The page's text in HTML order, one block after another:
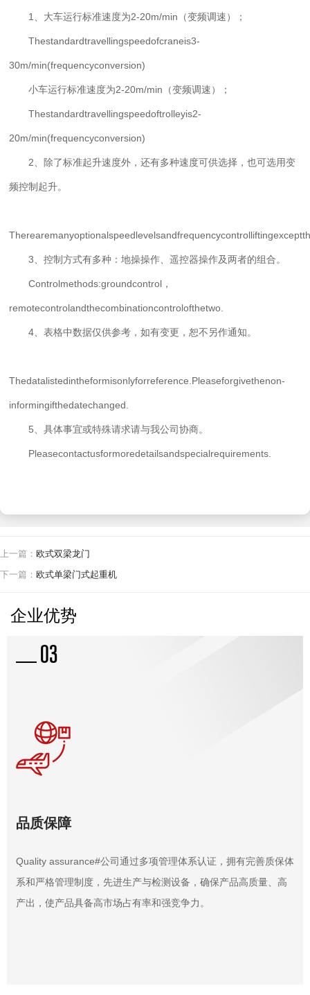
1、大车运行标准速度为2-20m/min（变频调速）；
Thestandardtravellingspeedofcraneis3-
30m/min(frequencyconversion)
小车运行标准速度为2-20m/min（变频调速）；
Thestandardtravellingspeedoftrolleyis2-
20m/min(frequencyconversion)
2、除了标准起升速度外，还有多种速度可供选择，也可选用变
频控制起升。
3、控制方式有多种：地操操作、遥控器操作及两者的组合。
Controlmethods:groundcontrol，
remotecontrolandthecombinationcontrolofthetwo.
4、表格中数据仅供参考，如有变更，恕不另作通知。
Thedatalistedintheformisonlyforreference.Pleaseforgivethenon-
informingifthedatechanged.
5、具体事宜或特殊请求请与我公司协商。
Pleasecontactusformoredetailsandspecialrequirements.
上一篇： 欧式双梁龙门
下一篇： 欧式单梁门式起重机
企业优势
03
品质保障
Quality assurance#公司通过多项管理体系认证，拥有完善质保体
系和严格管理制度，先进生产与检测设备，确保产品高质量、高
产出，使产品具备高市场占有率和强竞争力。